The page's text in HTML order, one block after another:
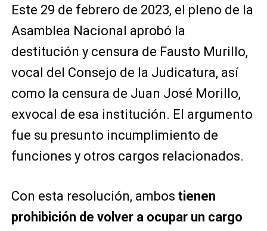
Este 29 de febrero de 2023, el pleno de la
Asamblea Nacional aprobó la
destitución y censura de Fausto Murillo,
vocal del Consejo de la Judicatura, así
como la censura de Juan José Morillo,
exvocal de esa institución. El argumento
fue su presunto incumplimiento de
funciones y otros cargos relacionados.
Con esta resolución, ambos tienen
prohibición de volver a ocupar un cargo